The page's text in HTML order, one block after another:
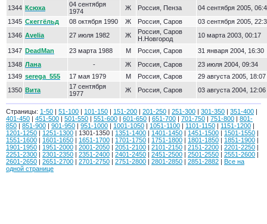
1344 Ксюха
04 сентября
1974
Ж Россия, Пенза
04 сентября 2005,
1345 Скеггёльд 08 октября 1990 Ж Россия, Саров
03 сентября 2005,
1346 Avelia 27 июля 1982 Ж
Россия, Саров
Н.Новгород
10 марта 2003, 00:17
1347 DeadMan 23 марта 1988 М Россия, Саров
31 января 2004, 16:30
1348 Лана - Ж Россия, Саров
23 июля 2004, 09:34
1349 serega_555 17 мая 1979 М Россия, Саров
29 августа 2005, 18:07
1350 Вита
17 сентября
1977
Ж Россия, Саров 03 августа 2004, 12:06
Страницы: 1-50 | 51-100 | 101-150 | 151-200 | 201-250 | 251-300 | 301-350 | 351-400 |
401-450 | 451-500 | 501-550 | 551-600 | 601-650 | 651-700 | 701-750 | 751-800 | 801-
850 | 851-900 | 901-950 | 951-1000 | 1001-1050 | 1051-1100 | 1101-1150 | 1151-1200 |
1201-1250 | 1251-1300 | 1301-1350 | 1351-1400 | 1401-1450 | 1451-1500 | 1501-1550 |
1551-1600 | 1601-1650 | 1651-1700 | 1701-1750 | 1751-1800 | 1801-1850 | 1851-1900 |
1901-1950 | 1951-2000 | 2001-2050 | 2051-2100 | 2101-2150 | 2151-2200 | 2201-2250 |
2251-2300 | 2301-2350 | 2351-2400 | 2401-2450 | 2451-2500 | 2501-2550 | 2551-2600 |
2601-2650 | 2651-2700 | 2701-2750 | 2751-2800 | 2801-2850 | 2851-2882 | Все на
одной странице